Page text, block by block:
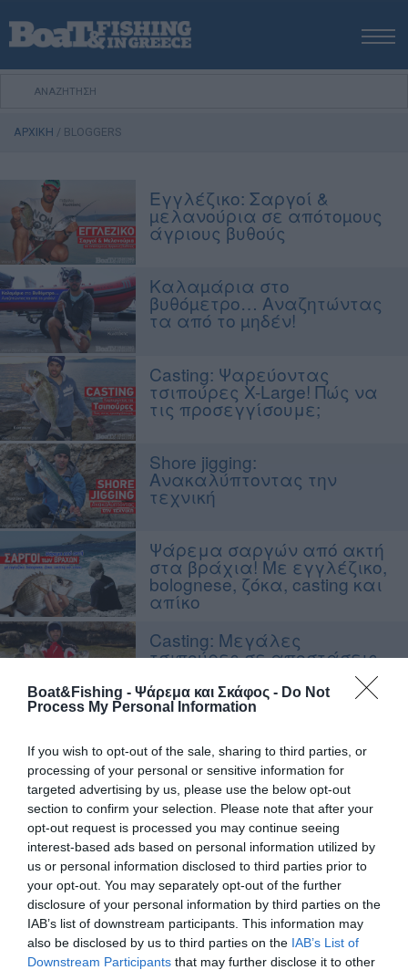
Boat&Fishing - Ψάρεμα και Σκάφος - Do Not
Process My Personal Information
If you wish to opt-out of the sale, sharing to third parties, or
processing of your personal or sensitive information for
targeted advertising by us, please use the below opt-out
section to confirm your selection. Please note that after your
opt-out request is processed you may continue seeing
interest-based ads based on personal information utilized by
us or personal information disclosed to third parties prior to
your opt-out. You may separately opt-out of the further
disclosure of your personal information by third parties on the
IAB’s list of downstream participants. This information may
also be disclosed by us to third parties on the IAB’s List of
Downstream Participants that may further disclose it to other
ΑΡΧΙΚΗ
ΕΚΔΟΣΕΙΣ
ΨΑΡΕΜΑ ΑΠΟ ΣΚΑΦΟΣ
ΨΑΡΟΤΟΥΦΕΚΟ
ΣΚΑΦΟΣ
VIDEO
ΕΞΟΠΛΙΣΜΟΣ
ΘΕΣΣΑΛΟΝΙΚΗ BOAT & FISHING SHOW 2025
BOAT & FISHING SHOW 2025
ΑΡΧΙΚΗ / BLOGGERS
Εγγλέζικο: Σαργοί &
µελανούρια σε απότοµους
άγριους βυθούς
Καλαµάρια στο
βυθόµετρο… Αναζητώντας
τα από το µηδέν!
Casting: Ψαρεύοντας
τσιπούρες X-Large! Πώς να
τις προσεγγίσουμε;
Shore jigging:
Ανακαλύπτοντας την
τεχνική
Ψάρεμα σαργών από ακτή
στα βράχια! Με εγγλέζικο,
bolognese, ζόκα, casting και
απίκο
Casting: Μεγάλες
τσιπούρες σε αποστάσεις
100+ μέτρων, προτείνουμε
την απόλυτη αρματωσιά!
αφρούδα με bolognese
Ψάρεμα τσιπούρας με
casting στα μεγάλα κρύα
Heavy Casting: Αρµατωσιές
για συναγρίδες